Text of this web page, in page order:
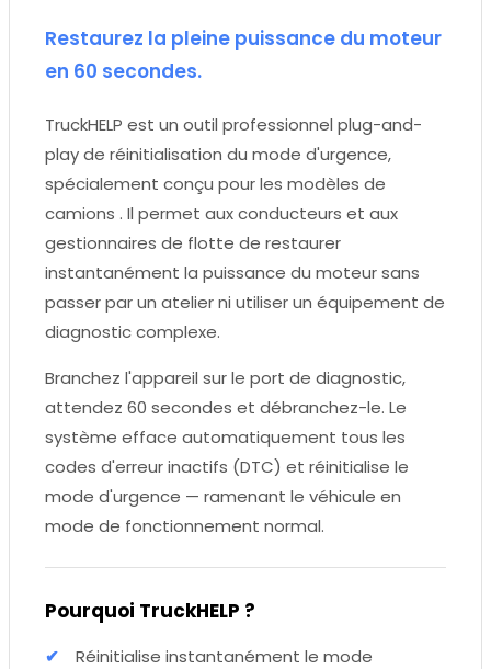
Restaurez la pleine puissance du moteur
en 60 secondes.
TruckHELP est un outil professionnel plug-and-
play de réinitialisation du mode d'urgence,
spécialement conçu pour les modèles de
camions . Il permet aux conducteurs et aux
gestionnaires de flotte de restaurer
instantanément la puissance du moteur sans
passer par un atelier ni utiliser un équipement de
diagnostic complexe.
Branchez l'appareil sur le port de diagnostic,
attendez 60 secondes et débranchez-le. Le
système efface automatiquement tous les
codes d'erreur inactifs (DTC) et réinitialise le
mode d'urgence — ramenant le véhicule en
mode de fonctionnement normal.
Pourquoi TruckHELP ?
Réinitialise instantanément le mode